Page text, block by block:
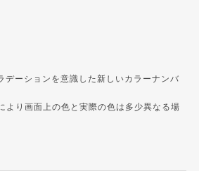
ーションを意識した新しいカラーナンバ
より画面上の色と実際の色は多少異なる場